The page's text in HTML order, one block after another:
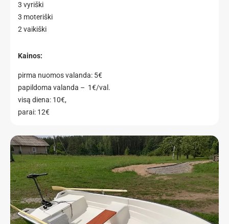
3 vyriški
3 moteriški
2 vaikiški
Kainos:
pirma nuomos valanda: 5€
papildoma valanda – 1€/val.
visą diena: 10€,
parai: 12€